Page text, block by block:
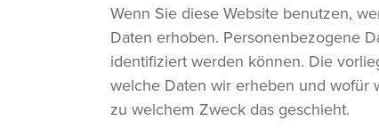
Wenn Sie diese Website benutzen,
Daten erhoben. Personenbezogene
identifiziert werden können. Die
welche Daten wir erheben und wofür
zu welchem Zweck das geschieht.